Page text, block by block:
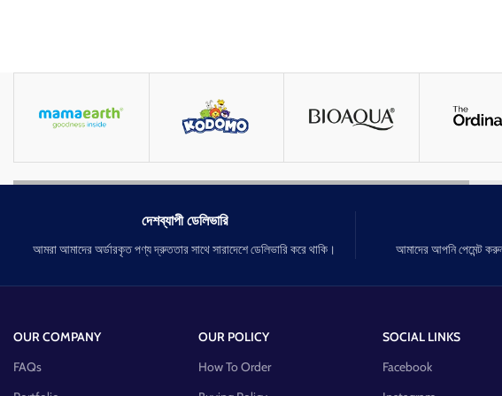
দেশব্যাপী ডেলিভারি
আমরা আমাদের অর্ডারকৃত পণ্য দ্রুততার সাথে সারাদেশে ডেলিভারি করে থাকি। আমাদের আপনি পেমেন্ট
OUR COMPANY
FAQs
OUR POLICY
How To Order
SOCIAL LINKS
Facebook